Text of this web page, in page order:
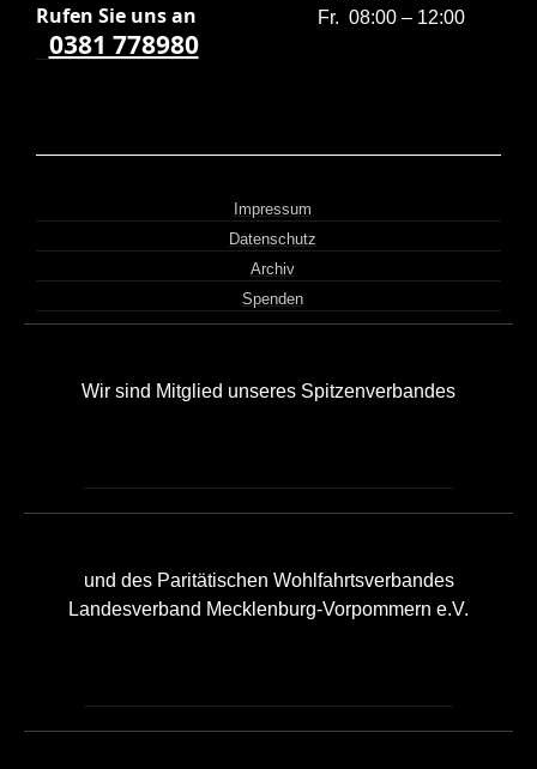
Rufen Sie uns an
0381 778980
Fr. 08:00 – 12:00
Impressum
Datenschutz
Archiv
Spenden
Wir sind Mitglied unseres Spitzenverbandes
und des Paritätischen Wohlfahrtsverbandes
Landesverband Mecklenburg-Vorpommern e.V.